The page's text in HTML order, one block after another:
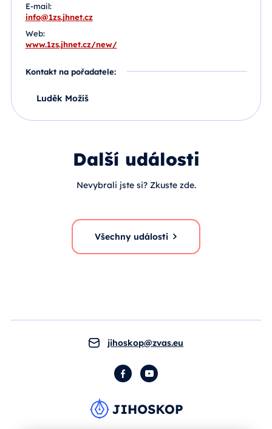
E-mail:
info@1zs.jhnet.cz
Web:
www.1zs.jhnet.cz/new/
Kontakt na pořadatele:
Luděk Možíš
Další události
Nevybrali jste si? Zkuste zde.
Všechny události
jihoskop@zvas.eu
FacebookYouTube